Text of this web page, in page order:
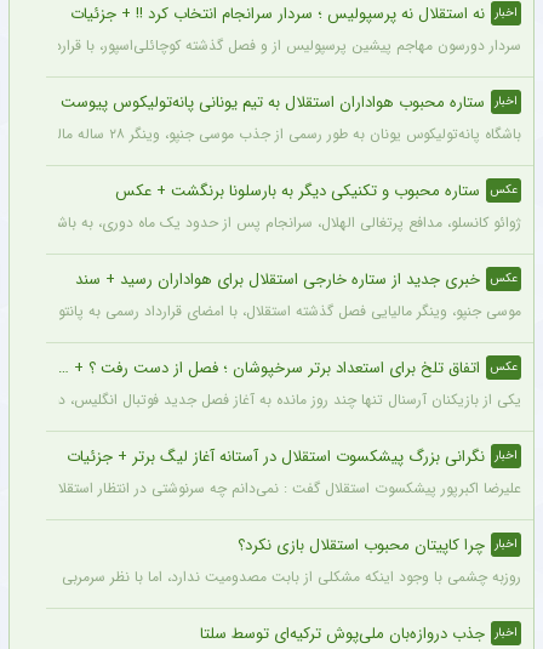
اخبار نه استقلال نه پرسپولیس ؛ سردار سرانجام انتخاب کرد !! + جزئیات
سردار دورسون مهاجم پیشین پرسپولیس از و فصل گذشته کوچائلی‌اسپور، با قراردادی
اخبار ستاره محبوب هواداران استقلال به تیم یونانی پانه‌تولیکوس پیوست
باشگاه پانه‌تولیکوس یونان به طور رسمی از جذب موسی جنپو، وینگر ۲۸ ساله مالیایی سابق استقلال، با قراردادی دو ساله خبر داد.
عکس ستاره محبوب و تکنیکی دیگر به بارسلونا برنگشت + عکس
ژوائو کانسلو، مدافع پرتغالی الهلال، سرانجام پس از حدود یک ماه دوری، به باشگاه
عکس خبری جدید از ستاره خارجی استقلال برای هواداران رسید + سند
موسی جنپو، وینگر مالیایی فصل گذشته استقلال، با امضای قرارداد رسمی به پانتولیکوس
عکس اتفاق تلخ برای استعداد برتر سرخپوشان ؛ فصل از دست رفت ؟ + عکس
یکی از بازیکنان آرسنال تنها چند روز مانده به آغاز فصل جدید فوتبال انگلیس، دچار
اخبار نگرانی بزرگ پیشکسوت استقلال در آستانه آغاز لیگ برتر + جزئیات
علیرضا اکبرپور پیشکسوت استقلال گفت : نمی‌دانم چه سرنوشتی در انتظار استقلال
اخبار چرا کاپیتان محبوب استقلال بازی نکرد؟
روزبه چشمی با وجود اینکه مشکلی از بابت مصدومیت ندارد، اما با نظر سرمربی استقلال
اخبار جذب دروازه‌بان ملی‌پوش ترکیه‌ای توسط سلتا